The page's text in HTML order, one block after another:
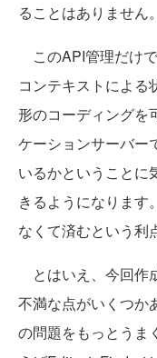
ることはありません。
このAPI管理だけ
コンテキストによる
形のコーディングを
ケーションサーバー
いるかということに
きるようになります
なくて済むという利
とはいえ、今回作
不満な点がいくつか
の問題をもっとうま